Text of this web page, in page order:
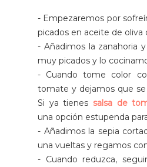
- Empezaremos por
picados en aceite de oliva
- Añadimos la zanahoria
muy picados y lo
- Cuando tome color
tomate y dejamos que
Si ya tienessalsa de
una opción estupenda
- Añadimos la sepia
una vueltas y regamos
- Cuando reduzca,